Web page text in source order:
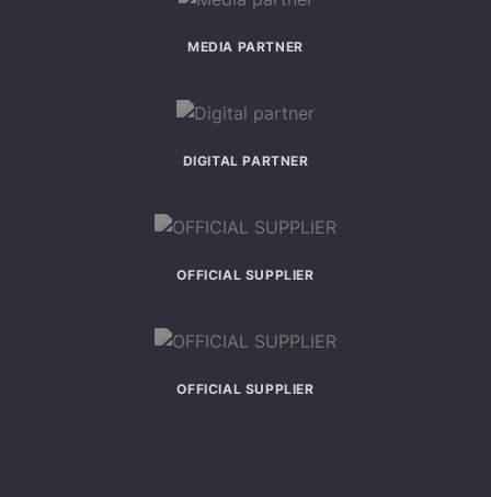
MEDIA PARTNER
DIGITAL PARTNER
OFFICIAL SUPPLIER
OFFICIAL SUPPLIER